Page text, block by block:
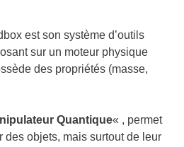
est son système d’outils
sur un moteur physique
des propriétés (masse,
Quantique« , permet
des objets, mais surtout de leur